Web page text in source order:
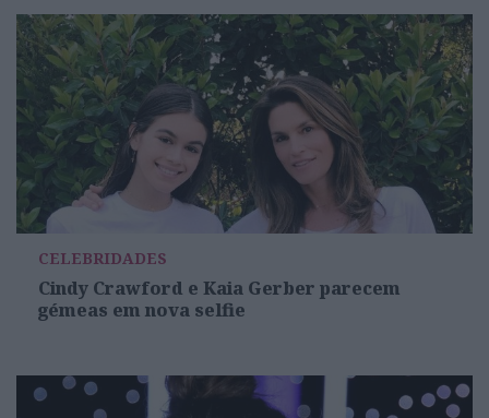
CELEBRIDADES
Cindy Crawford e Kaia Gerber parecem
gémeas em nova selfie